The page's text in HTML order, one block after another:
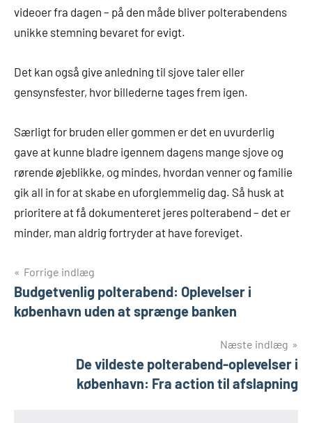
videoer fra dagen – på den måde bliver polterabendens
unikke stemning bevaret for evigt.
Det kan også give anledning til sjove taler eller
gensynsfester, hvor billederne tages frem igen.
Særligt for bruden eller gommen er det en uvurderlig
gave at kunne bladre igennem dagens mange sjove og
rørende øjeblikke, og mindes, hvordan venner og familie
gik all in for at skabe en uforglemmelig dag. Så husk at
prioritere at få dokumenteret jeres polterabend – det er
minder, man aldrig fortryder at have foreviget.
Indlægsnavigation
Forrige indlæg
Budgetvenlig polterabend: Oplevelser i
københavn uden at sprænge banken
Næste indlæg
De vildeste polterabend-oplevelser i
københavn: Fra action til afslapning